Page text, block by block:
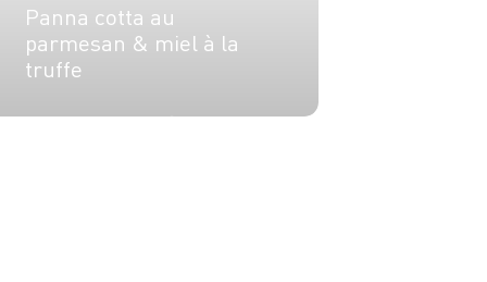
Panna cotta au
parmesan & miel à la
truffe